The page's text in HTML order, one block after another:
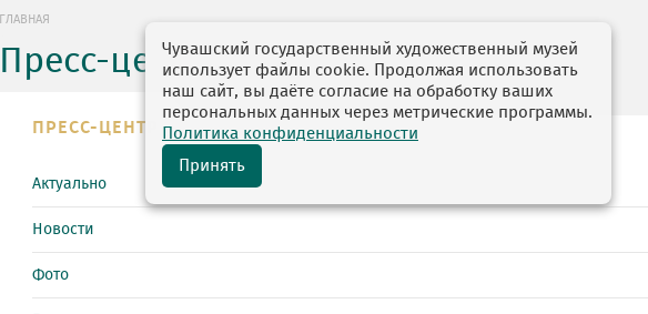
ГЛАВНАЯ
Пресс-центр
ПРЕСС-ЦЕНТР
Актуально
Новости
Фото
Чувашский государственный художественный музей
использует файлы cookie. Продолжая использовать
наш сайт, вы даёте согласие на обработку ваших
персональных данных через метрические программы.
Политика конфиденциальности
Принять